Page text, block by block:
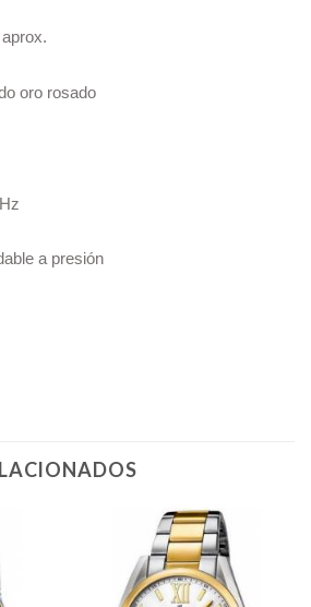
oro rosado
a presión